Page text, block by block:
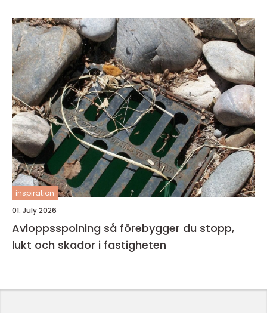
inspiration
01. July 2026
Avloppsspolning så förebygger du stopp,
lukt och skador i fastigheten